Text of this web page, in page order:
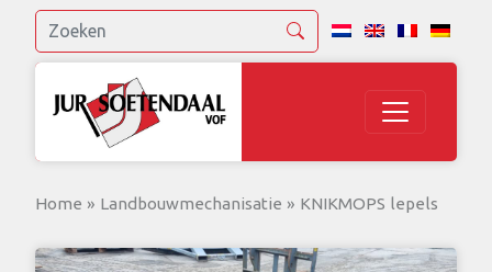
Home » Landbouwmechanisatie » KNIKMOPS lepels